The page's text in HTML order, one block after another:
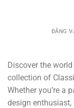
ĐĂNG
Discover the
collection of
Whether you’re a
design